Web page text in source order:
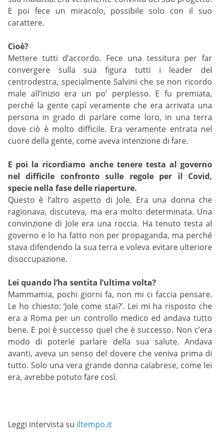
E poi fece un miracolo, possibile solo con il suo
carattere.
Cioè?
Mettere tutti d’accordo. Fece una tessitura per far
convergere sulla sua figura tutti i leader del
centrodestra, specialmente Salvini che se non ricordo
male all’inizio era un po’ perplesso. E fu premiata,
perché la gente capì veramente che era arrivata una
persona in grado di parlare come loro, in una terra
dove ciò è molto difficile. Era veramente entrata nel
cuore della gente, come aveva intenzione di fare.
E poi la ricordiamo anche tenere testa al governo
nel difficile confronto sulle regole per il Covid,
specie nella fase delle riaperture.
Questo è l’altro aspetto di Jole. Era una donna che
ragionava, discuteva, ma era molto determinata. Una
convinzione di Jole era una roccia. Ha tenuto testa al
governo e lo ha fatto non per propaganda, ma perché
stava difendendo la sua terra e voleva evitare ulteriore
disoccupazione.
Lei quando l’ha sentita l’ultima volta?
Mammamia, pochi giorni fa, non mi ci faccia pensare.
Le ho chiesto: ‘Jole come stai?’. Lei mi ha risposto che
era a Roma per un controllo medico ed andava tutto
bene. E poi è successo quel che è successo. Non c’era
modo di poterle parlare della sua salute. Andava
avanti, aveva un senso del dovere che veniva prima di
tutto. Solo una vera grande donna calabrese, come lei
era, avrebbe potuto fare così.
Leggi intervista su iltempo.it